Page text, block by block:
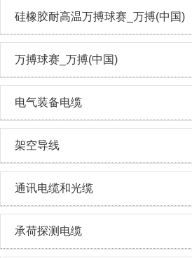
硅橡胶耐高温万搏球赛_万搏(中国)
万搏球赛_万搏(中国)
电气装备电缆
架空导线
通讯电缆和光缆
承荷探测电缆